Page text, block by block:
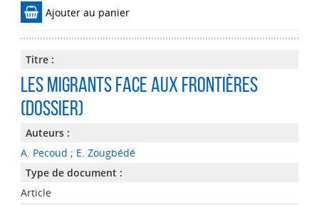
Ajouter au panier
Titre :
Les migrants face aux frontières
(dossier)
Auteurs :
A. Pecoud ; E. Zougbédé
Type de document :
Article